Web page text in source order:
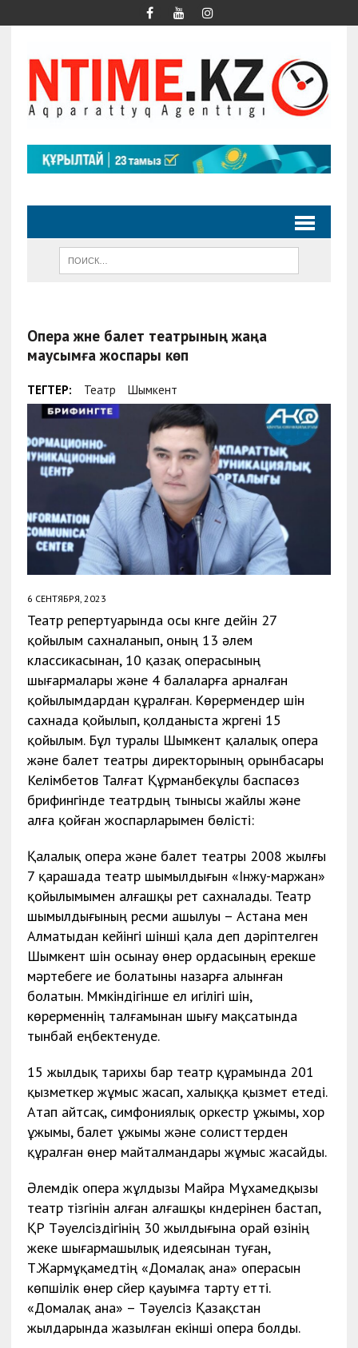
Опера және балет театрының жаңа
маусымға жоспары көп
ТЕГТЕР: Театр Шымкент
6 СЕНТЯБРЯ, 2023
Театр репертуарында осы күнге дейін 27
қойылым сахналанып, оның 13 әлем
классикасынан, 10 қазақ операсының
шығармалары және 4 балаларға арналған
қойылымдардан құралған. Көрермендер үшін
сахнада қойылып, қолданыста жүргені 15
қойылым. Бұл туралы Шымкент қалалық опера
және балет театры директорының орынбасары
Келімбетов Талғат Құрманбекұлы баспасөз
брифингінде театрдың тынысы жайлы және
алға қойған жоспарларымен бөлісті:
Қалалық опера және балет театры 2008 жылғы
7 қарашада театр шымылдығын «Інжу-маржан»
қойылымымен алғашқы рет сахналады. Театр
шымылдығының ресми ашылуы – Астана мен
Алматыдан кейiнгi үшiншi қала деп дәрiптелген
Шымкент үшiн осынау өнер ордасының ерекше
мәртебеге ие болатыны назарға алынған
болатын. Мүмкіндігінше ел игілігі үшін,
көрерменнің талғамынан шығу мақсатында
тынбай еңбектенуде.
15 жылдық тарихы бар театр құрамында 201
қызметкер жұмыс жасап, халыққа қызмет етеді.
Атап айтсақ, симфониялық оркестр ұжымы, хор
ұжымы, балет ұжымы және солисттерден
құралған өнер майталмандары жұмыс жасайды.
Әлемдік опера жұлдызы Майра Мұхамедқызы
театр тізгінін алған алғашқы күндерінен бастап,
ҚР Тәуелсіздігінің 30 жылдығына орай өзінің
жеке шығармашылық идеясынан туған,
Т.Жармұқамедтің «Домалақ ана» операсын
көпшілік өнер сүйер қауымға тарту етті.
«Домалақ ана» – Тәуелсіз Қазақстан
жылдарында жазылған екінші опера болды.